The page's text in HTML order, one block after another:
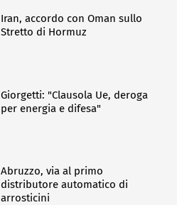
Iran, accordo con Oman sullo
Stretto di Hormuz
Giorgetti: "Clausola Ue, deroga
per energia e difesa"
Abruzzo, via al primo
distributore automatico di
arrosticini